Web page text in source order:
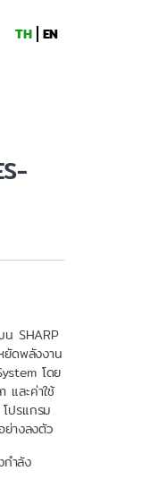
TH EN
น SHARP
ดพลังงาน
โดย
และค่าใช้
ปรแกรม
ย่างลงตัว
ำลัง